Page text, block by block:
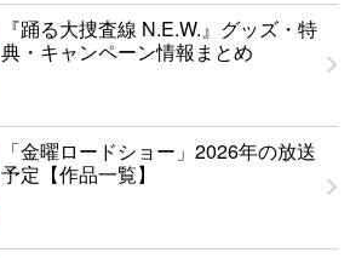
『踊る大捜査線 N.E.W.』グッズ・特
典・キャンペーン情報まとめ
「金曜ロードショー」2026年の放送
予定【作品一覧】